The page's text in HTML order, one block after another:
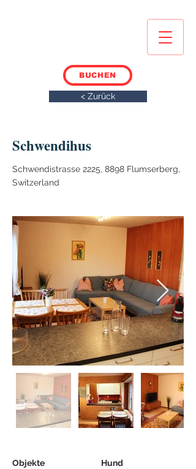
BUCHEN
< Zurück
Schwendihus
Schwendistrasse 2225, 8898 Flumserberg,
Switzerland
Objekte
Hund